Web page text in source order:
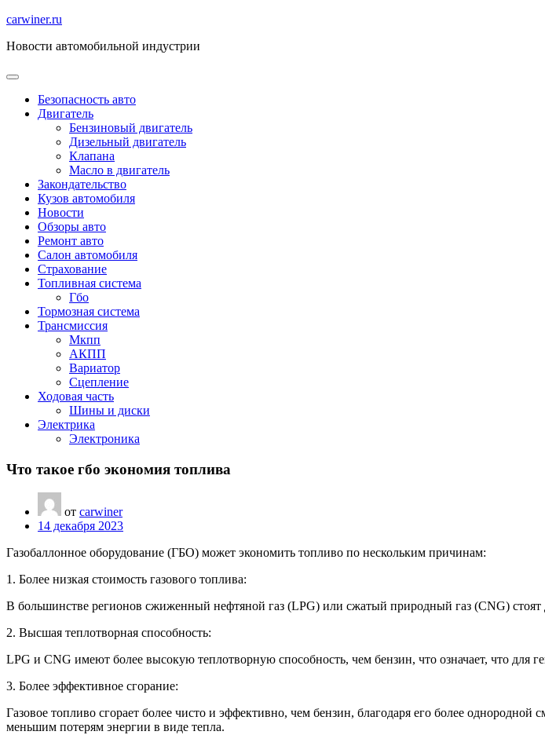
Перейти
содержимому
carwiner.ru
Новости автомобильной индустрии
Безопасность авто
Двигатель
Бензиновый двигатель
Дизельный двигатель
Клапана
Масло в двигатель
Закондательство
Кузов автомобиля
Новости
Обзоры авто
Ремонт авто
Салон автомобиля
Страхование
Топливная система
Гбо
Тормозная система
Трансмиссия
Мкпп
АКПП
Вариатор
Сцепление
Ходовая часть
Шины и диски
Электрика
Электроника
Что такое гбо экономия топлива
от carwiner
14 декабря 2023
Газобаллонное оборудование (ГБО) может экономить топливо по нескольким причинам:
1. Более низкая стоимость газового топлива:
В большинстве регионов сжиженный нефтяной газ (LPG) или сжатый природный газ (CNG) стоят
2. Высшая теплотворная способность:
LPG и CNG имеют более высокую теплотворную способность, чем бензин, что означает, что для
3. Более эффективное сгорание:
Газовое топливо сгорает более чисто и эффективно, чем бензин, благодаря его более
меньшим потерям энергии в виде тепла.